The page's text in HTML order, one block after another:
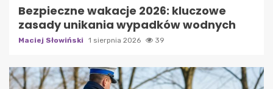
Bezpieczne wakacje 2026: kluczowe
zasady unikania wypadków wodnych
Maciej Słowiński 1 sierpnia 2026 39